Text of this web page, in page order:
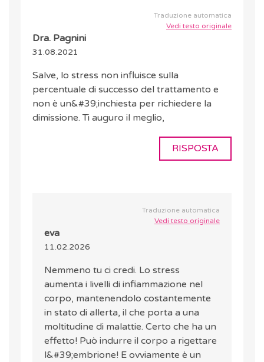
Traduzione automatica
Vedi testo originale
Dra. Pagnini
31.08.2021
Salve, lo stress non influisce sulla
percentuale di successo del trattamento e
non è un&#39;inchiesta per richiedere la
dimissione. Ti auguro il meglio,
RISPOSTA
Traduzione automatica
Vedi testo originale
eva
11.02.2026
Nemmeno tu ci credi. Lo stress
aumenta i livelli di infiammazione nel
corpo, mantenendolo costantemente
in stato di allerta, il che porta a una
moltitudine di malattie. Certo che ha un
effetto! Può indurre il corpo a rigettare
l&#39;embrione! E ovviamente è un